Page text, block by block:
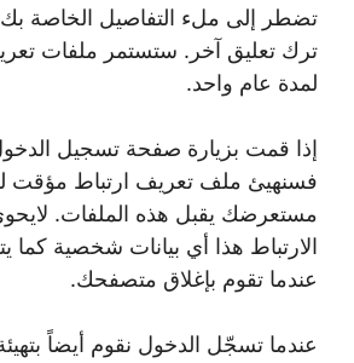
تضطر إلى ملء التفاصيل الخاصة
ترك تعليق آخر. ستستمر ملفات
لمدة عام واحد.
إذا قمت بزيارة صفحة تسجيل
فسنهيئ ملف تعريف ارتباط مؤقت
مستعرضك يقبل هذه الملفات.
الارتباط هذا أي بيانات شخصية كما
عندما تقوم بإغلاق متصفحك.
عندما تسجّل الدخول نقوم أيضاً